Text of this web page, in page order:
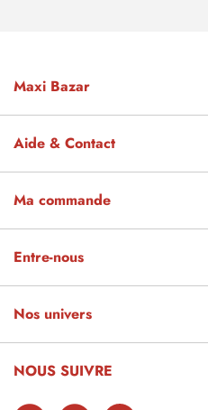
Maxi Bazar
Aide & Contact
Ma commande
Entre-nous
Nos univers
NOUS SUIVRE